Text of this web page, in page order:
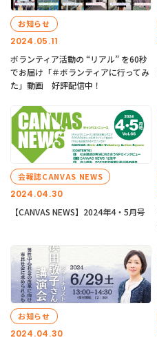
2024.05.11
お知らせ
ボランティア活動の “リアル” を60秒
でお届け「＃ボランティアに行ってみ
た」動画 好評配信中！
2024.04.30
会報誌CANVAS NEWS
【CANVAS NEWS】2024年4・5月号
2024.04.30
お知らせ